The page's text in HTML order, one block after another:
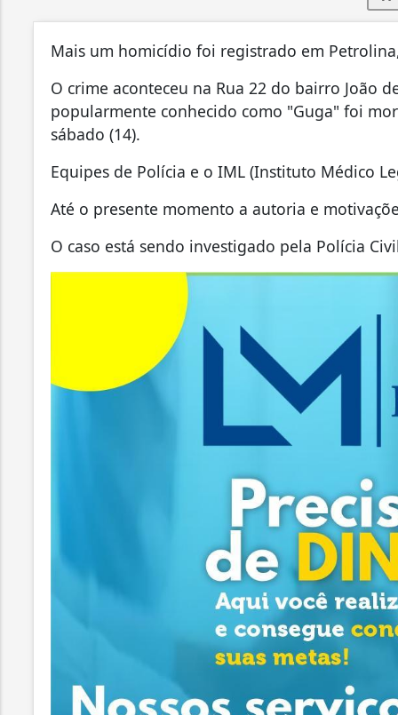
Mais um homicídio foi registrado em
O crime aconteceu na Rua 22 do bairro João
popularmente conhecido como "Guga" foi
sábado (14).
Equipes de Polícia e o IML (Instituto Médico
Até o presente momento a autoria e
O caso está sendo investigado pela Polícia